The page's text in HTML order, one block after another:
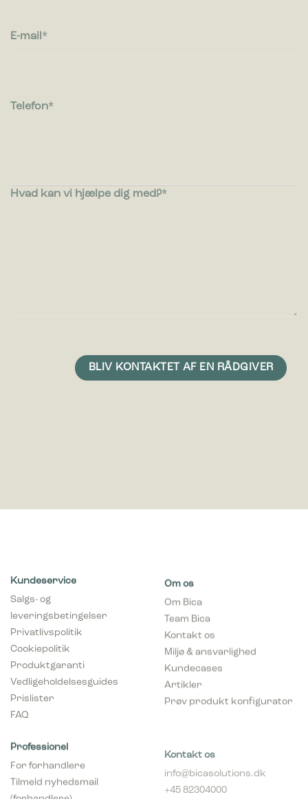
Statistik
Marketing
E-mail
Telefon
Hvad kan vi hjælpe dig med?
Kundeservice
Salgs- og
leveringsbetingelser
Privatlivspolitik
Cookiepolitik
Produktgaranti
Vedligeholdelsesguides
Prislister
FAQ
Om os
Om Bica
Team Bica
Kontakt os
Miljø & ansvarlighed
Kundecases
Artikler
Prøv produkt konfigurator
Professionel
For forhandlere
Tilmeld nyhedsmail
(forhandlere)
+45 82304000